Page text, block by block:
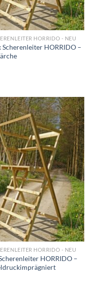
HORRIDO - NEU
HORRIDO –
Add to
wishlist
HORRIDO - NEU
HORRIDO –